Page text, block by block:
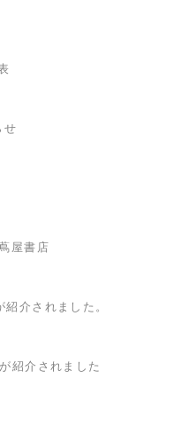
せ
屋書店
介されました。
紹介されました